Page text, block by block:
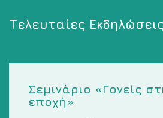
Τελευταίες
Σεμινάριο «Γονείς
εποχή»